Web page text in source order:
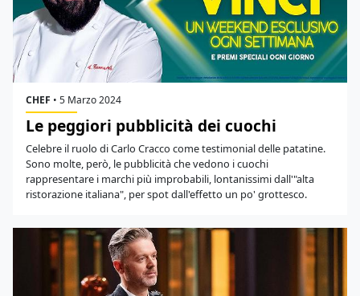
CHEF • 5 Marzo 2024
Le peggiori pubblicità dei cuochi
Celebre il ruolo di Carlo Cracco come testimonial delle patatine.
Sono molte, però, le pubblicità che vedono i cuochi
rappresentare i marchi più improbabili, lontanissimi dall'"alta
ristorazione italiana", per spot dall'effetto un po' grottesco.